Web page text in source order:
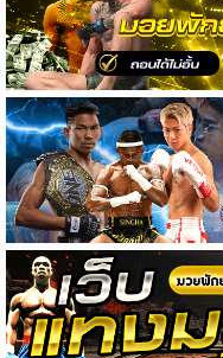
วิเคราะห์
NBA
ทีเด็ด
บอล
แกล
ล
อรี่
สาว
งาม